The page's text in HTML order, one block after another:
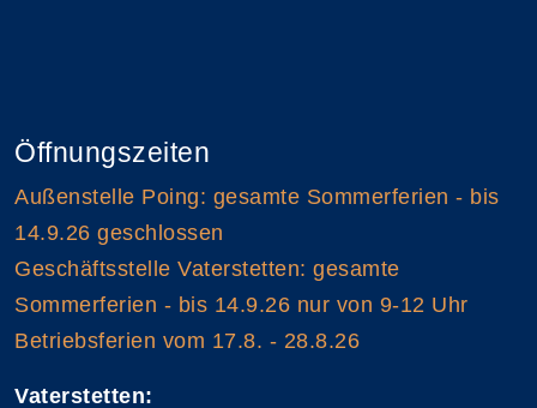
Öffnungszeiten
Außenstelle Poing: gesamte Sommerferien - bis
14.9.26 geschlossen
Geschäftsstelle Vaterstetten: gesamte
Sommerferien - bis 14.9.26 nur von 9-12 Uhr
Betriebsferien vom 17.8. - 28.8.26
Vaterstetten: